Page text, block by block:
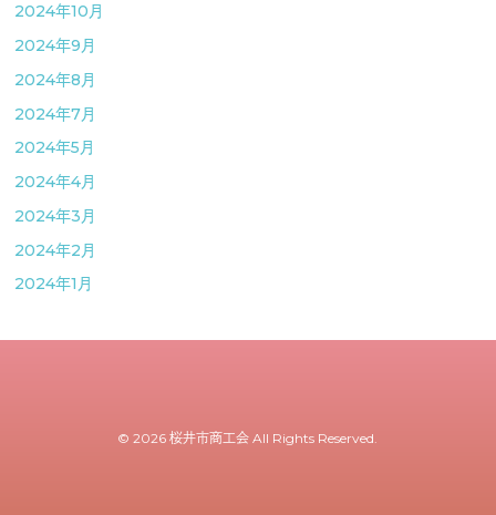
2024年10月
2024年9月
2024年8月
2024年7月
2024年5月
2024年4月
2024年3月
2024年2月
2024年1月
© 2026 桜井市商工会 All Rights Reserved.